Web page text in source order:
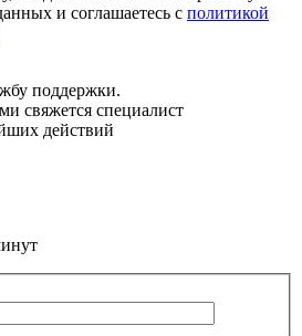
и соглашаетесь с политикой
поддержки.
свяжется специалист
действий